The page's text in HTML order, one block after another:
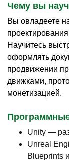
Чему вы
Вы овладеете
Научитесь
оформлять
продвижении
движками,
монетизацией.
Unity —
Unreal
Blueprints